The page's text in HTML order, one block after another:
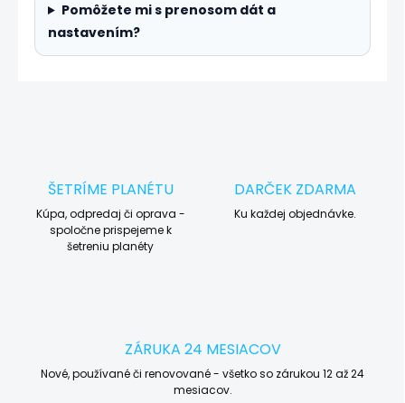
Pomôžete mi s prenosom dát a
nastavením?
ŠETRÍME PLANÉTU
Kúpa, odpredaj či oprava -
spoločne prispejeme k
šetreniu planéty
DARČEK ZDARMA
Ku každej objednávke.
ZÁRUKA 24 MESIACOV
Nové, používané či renovované - všetko so zárukou 12 až 24
mesiacov.